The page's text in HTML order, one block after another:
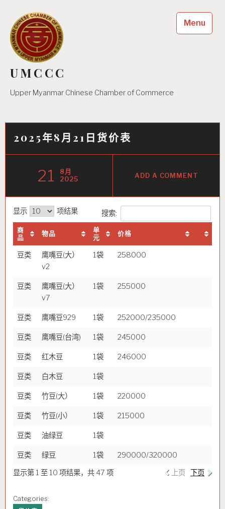
content
UMCCC
Upper Myanmar Chinese Chamber of Commerce
Menu
2025年8月21日货价表
21
8月
2025
ADD A COMMENT
显示 项结果 搜索:
商
品
物品
单
元
价格
豆类
鹰嘴豆(大）
v2
1袋 258000
豆类
鹰嘴豆(大）
v7
1袋 255000
豆类 鹰嘴豆929 1袋 252000/235000
豆类 鹰嘴豆(台湾) 1袋 245000
豆类 红木豆 1袋 246000
豆类 白木豆 1袋
豆类 竹豆(大） 1袋 220000
豆类 竹豆(小） 1袋 215000
豆类 油绿豆 1袋
豆类 绿豆 1袋
290000/320000
显示第 1 至 10 项结果，共 47 项
上页 下页
Categories: